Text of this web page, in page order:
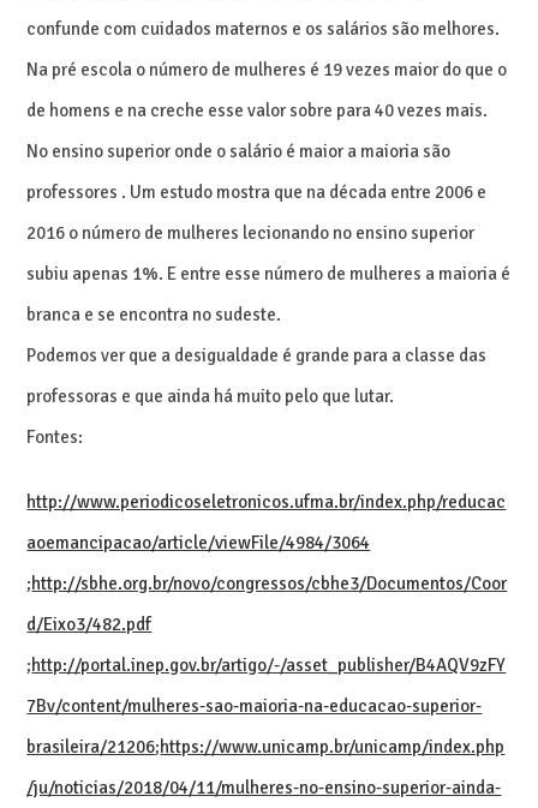
confunde com cuidados maternos e os salários são melhores.
Na pré escola o número de mulheres é 19 vezes maior do que o
de homens e na creche esse valor sobre para 40 vezes mais.
No ensino superior onde o salário é maior a maioria são
professores . Um estudo mostra que na década entre 2006 e
2016 o número de mulheres lecionando no ensino superior
subiu apenas 1%. E entre esse número de mulheres a maioria é
branca e se encontra no sudeste.
Podemos ver que a desigualdade é grande para a classe das
professoras e que ainda há muito pelo que lutar.
Fontes:
http://www.periodicoseletronicos.ufma.br/index.php/reducac
aoemancipacao/article/viewFile/4984/3064
;http://sbhe.org.br/novo/congressos/cbhe3/Documentos/Coor
d/Eixo3/482.pdf
;http://portal.inep.gov.br/artigo/-/asset_publisher/B4AQV9zFY
7Bv/content/mulheres-sao-maioria-na-educacao-superior-
brasileira/21206;https://www.unicamp.br/unicamp/index.php
/ju/noticias/2018/04/11/mulheres-no-ensino-superior-ainda-